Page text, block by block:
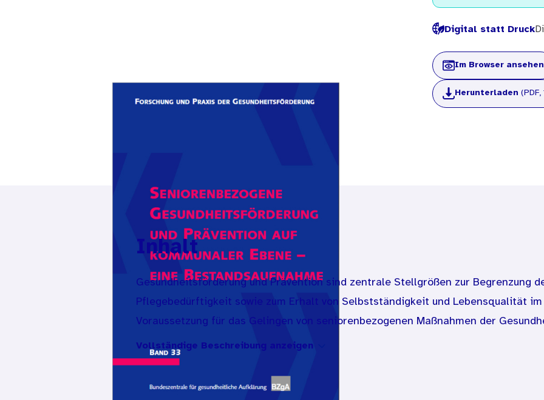
Digital statt Druck
Im Browser ansehen
Herunterladen
Inhalt
Gesundheitsförderung und Prävention sind zentrale Stellgrößen zur Begrenzung
Pflegebedürftigkeit sowie zum Erhalt von Selbstständigkeit und Lebensqualität
Voraussetzung für das Gelingen von seniorenbezogenen Maßnahmen der
Prävention ist die direkte Ansprache älterer Menschen vor Ort (über geeignete
Zugangswege) sowie eine systematische Kooperation der verschiedenen Akteure
Da lebensweltbezogene Prävention und Gesundheitsförderung auf kommunaler
Vollständige Beschreibung anzeigen